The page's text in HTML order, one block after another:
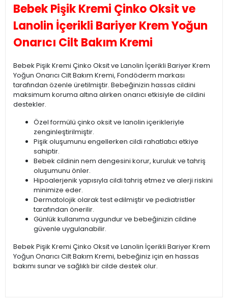
Bebek Pişik Kremi Çinko Oksit ve
Lanolin İçerikli Bariyer Krem Yoğun
Onarıcı Cilt Bakım Kremi
Bebek Pişik Kremi Çinko Oksit ve Lanolin İçerikli Bariyer Krem
Yoğun Onarıcı Cilt Bakım Kremi, Fondöderm markası
tarafından özenle üretilmiştir. Bebeğinizin hassas cildini
maksimum koruma altına alırken onarıcı etkisiyle de cildini
destekler.
Özel formülü çinko oksit ve lanolin içerikleriyle
zenginleştirilmiştir.
Pişik oluşumunu engellerken cildi rahatlatıcı etkiye
sahiptir.
Bebek cildinin nem dengesini korur, kuruluk ve tahriş
oluşumunu önler.
Hipoalerjenik yapısıyla cildi tahriş etmez ve alerji riskini
minimize eder.
Dermatolojik olarak test edilmiştir ve pediatristler
tarafından önerilir.
Günlük kullanıma uygundur ve bebeğinizin cildine
güvenle uygulanabilir.
Bebek Pişik Kremi Çinko Oksit ve Lanolin İçerikli Bariyer Krem
Yoğun Onarıcı Cilt Bakım Kremi, bebeğiniz için en hassas
bakımı sunar ve sağlıklı bir cilde destek olur.